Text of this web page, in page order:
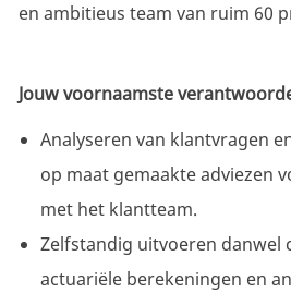
en ambitieus team van ruim 60
Jouw voornaamste
Analyseren van klantvragen
op maat gemaakte adviezen
met het klantteam.
Zelfstandig uitvoeren danwel
actuariële berekeningen en